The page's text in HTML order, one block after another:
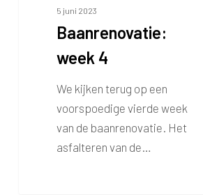
5 juni 2023
Baanrenovatie:
week 4
We kijken terug op een
voorspoedige vierde week
van de baanrenovatie. Het
asfalteren van de…